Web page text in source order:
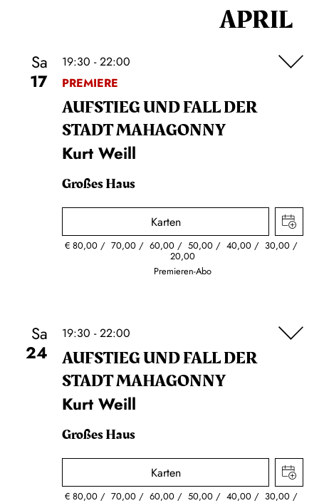
APRIL
Sa
17
19:30 - 22:00
PREMIERE
AUFSTIEG UND FALL DER
STADT MAHAGONNY
Kurt Weill
Großes Haus
Karten
€80,00 70,00 60,00 50,00 40,00 30,00
20,00
Premieren-Abo
Sa
24
19:30 - 22:00
AUFSTIEG UND FALL DER
STADT MAHAGONNY
Kurt Weill
Großes Haus
Karten
€80,00 70,00 60,00 50,00 40,00 30,00